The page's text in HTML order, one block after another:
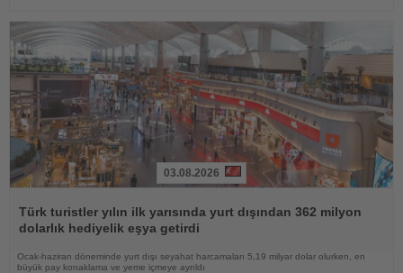
Oku
03.08.2026
Türk turistler yılın ilk yarısında yurt dışından 362 milyon
dolarlık hediyelik eşya getirdi
Ocak-haziran döneminde yurt dışı seyahat harcamaları 5,19 milyar dolar olurken, en
büyük pay konaklama ve yeme içmeye ayrıldı